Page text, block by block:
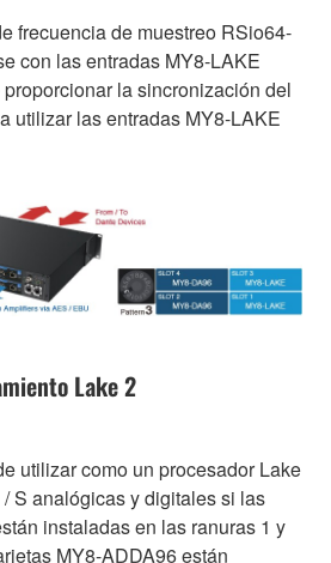
frecuencia de muestreo RSio64-
con las entradas MY8-LAKE
la sincronización del
utilizar las entradas MY8-LAKE
Lake 2
utilizar como un procesador Lake
S analógicas y digitales si las
instaladas en las ranuras 1 y
MY8-ADDA96 están